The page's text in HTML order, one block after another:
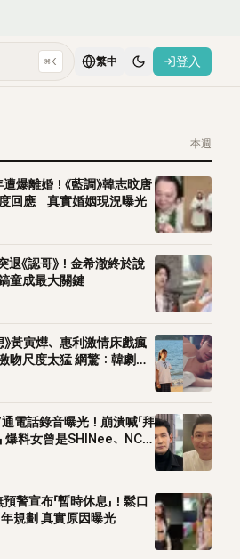
⌘K 繁中 登入
本週
爆離婚！《藍調》韓志旼唐
回應 真實婚姻現況曝光
退《認哥》！金希澈終於說
童成最大關鍵
》黃寅燁、惠利激情床戲瘋
吻尺度太猛 網驚：韓劇太
電話錄音曝光！崩潰喊「拜
爆料女曾是SHINee、NCT
警宣布「暫時休息」！鬆口
規劃 真實原因曝光